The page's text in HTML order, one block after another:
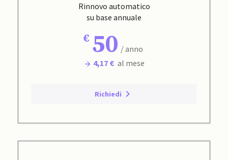
Rinnovo automatico
su base annuale
50 / anno
4,17 € al mese
Richiedi